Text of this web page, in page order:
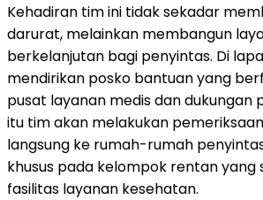
Kehadiran tim ini tidak sekadar
darurat, melainkan membangun
berkelanjutan bagi penyintas. Di
mendirikan posko bantuan yang
pusat layanan medis dan dukungan
itu tim akan melakukan
langsung ke rumah-rumah
khusus pada kelompok rentan yang
fasilitas layanan kesehatan.